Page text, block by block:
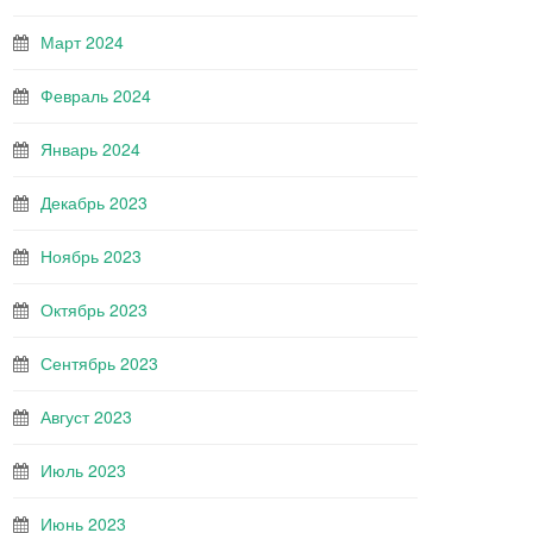
Март 2024
Февраль 2024
Январь 2024
Декабрь 2023
Ноябрь 2023
Октябрь 2023
Сентябрь 2023
Август 2023
Июль 2023
Июнь 2023